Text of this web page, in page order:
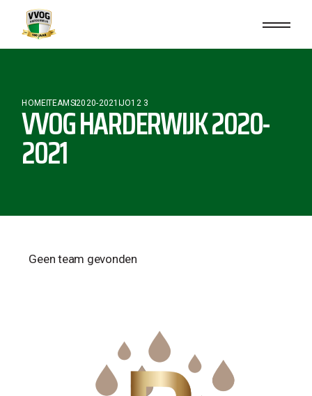
HOMETEAMS2020-2021 JO12 3
VVOG HARDERWIJK 2020-
2021
Geen team gevonden